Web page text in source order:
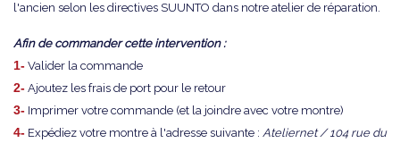
l'ancien selon les directives SUUNTO dans notre atelier de réparation.
Afin de commander cette intervention :
1- Valider la commande
2- Ajoutez les frais de port pour le retour
3- Imprimer votre commande (et la joindre avec votre montre)
4- Expédiez votre montre à l'adresse suivante : Ateliernet / 104 rue du